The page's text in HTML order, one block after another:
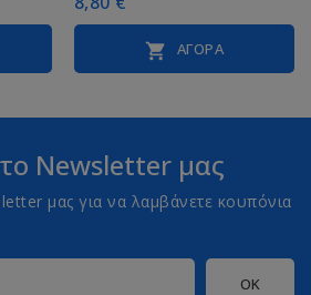
 ΑΓΟΡΆ
Newsletter μας
μας για να λαμβάνετε κουπόνια